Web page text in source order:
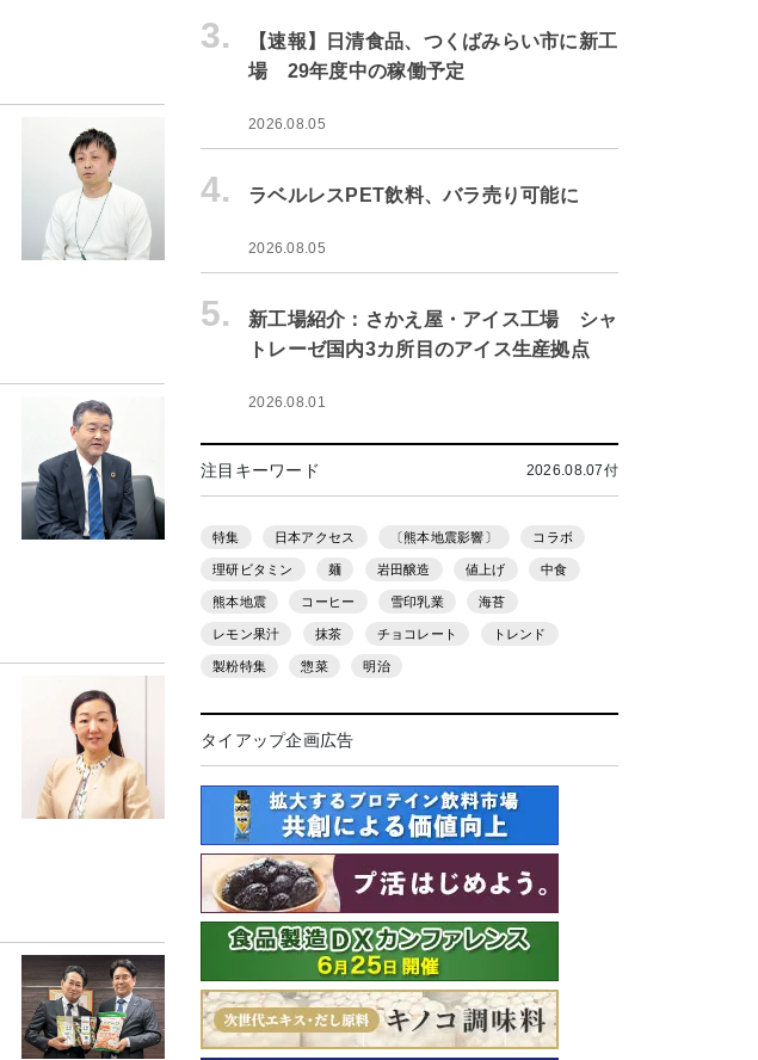
3.
【速報】日清食品、つくばみらい市に新工
場 29年度中の稼働予定
2026.08.05
4. ラベルレスPET飲料、バラ売り可能に
2026.08.05
5.
新工場紹介：さかえ屋・アイス工場 シャ
トレーゼ国内3カ所目のアイス生産拠点
2026.08.01
注目キーワード 2026.08.07付
特集 日本アクセス 〔熊本地震影響〕 コラボ
理研ビタミン 麺 岩田醸造 値上げ 中食
熊本地震 コーヒー 雪印乳業 海苔
レモン果汁 抹茶 チョコレート トレンド
製粉特集 惣菜 明治
タイアップ企画広告